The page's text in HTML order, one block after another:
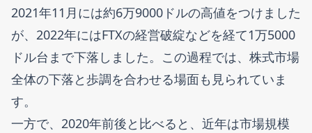
2021年11月には約6万9000ドルの高値をつけました
が、2022年にはFTXの経営破綻などを経て1万5000
ドル台まで下落しました。この過程では、株式市場
全体の下落と歩調を合わせる場面も見られていま
す。
一方で、2020年前後と比べると、近年は市場規模